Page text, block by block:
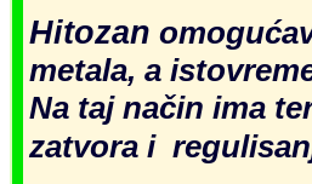
Hitozan
metala, a
Na taj način ima
zatvora i